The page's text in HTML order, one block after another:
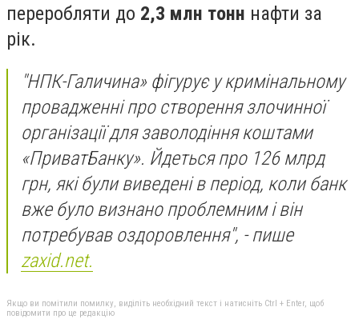
переробляти до 2,3 млн тонн нафти за
рік.
"НПК-Галичина» фігурує у кримінальному
провадженні про створення злочинної
організації для заволодіння коштами
«ПриватБанку». Йдеться про 126 млрд
грн, які були виведені в період, коли банк
вже було визнано проблемним і він
потребував оздоровлення", - пише
zaxid.net.
Якщо ви помітили помилку, виділіть необхідний текст і натисніть Ctrl + Enter, щоб
повідомити про це редакцію